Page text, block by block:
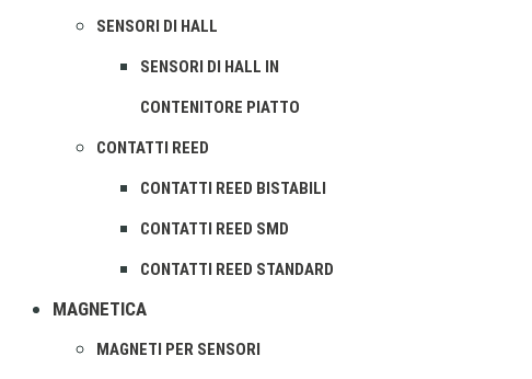
SENSORI DI HALL
SENSORI DI HALL IN
CONTENITORE PIATTO
CONTATTI REED
CONTATTI REED BISTABILI
CONTATTI REED SMD
CONTATTI REED STANDARD
MAGNETICA
MAGNETI PER SENSORI